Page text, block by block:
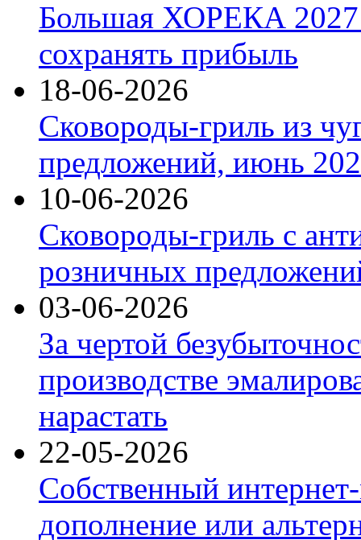
Большая ХОРЕКА 2027:
сохранять прибыль
18-06-2026
Сковороды-гриль из
предложений, июнь
10-06-2026
Сковороды-гриль с
розничных
03-06-2026
За чертой
производстве
нарастать
22-05-2026
Собственный
дополнение или